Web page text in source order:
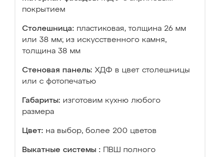
покрытием
Столешница: пластиковая, толщина 26 мм
или 38 мм; из искусственного камня,
толщина 38 мм
Стеновая панель: ХДФ в цвет столешницы
или с фотопечатью
Габариты: изготовим кухню любого
размера
Цвет: на выбор, более 200 цветов
Выкатные системы :
ПВШ полного